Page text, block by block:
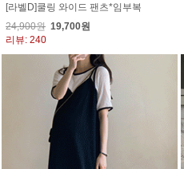
[라벨D]쿨링 와이드 팬츠*임부복
24,900원 19,700원
리뷰: 240